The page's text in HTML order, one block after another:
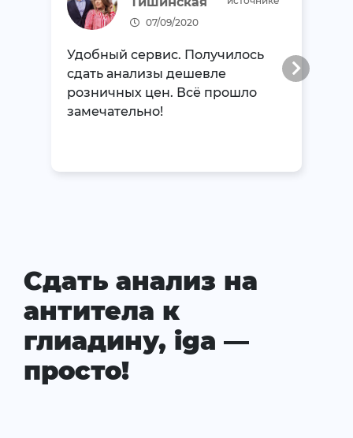
07/09/2020
Удобный сервис. Получилось
сдать анализы дешевле
розничных цен. Всё прошло
замечательно!
Сдать анализ на
антитела к
глиадину, iga —
просто!